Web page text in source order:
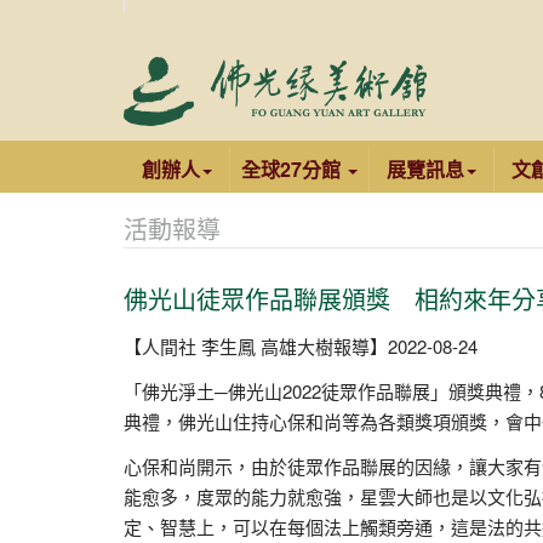
創辦人 全球27分館 展覽訊息 文
活動報導
佛光山徒眾作品聯展頒獎 相約來年分
【人間社 李生鳳 高雄大樹報導】2022-08-24
「佛光淨土─佛光山2022徒眾作品聯展」頒獎典禮
典禮，佛光山住持心保和尚等為各類獎項頒獎，會
心保和尚開示，由於徒眾作品聯展的因緣，讓大家
能愈多，度眾的能力就愈強，星雲大師也是以文化
定、智慧上，可以在每個法上觸類旁通，這是法的